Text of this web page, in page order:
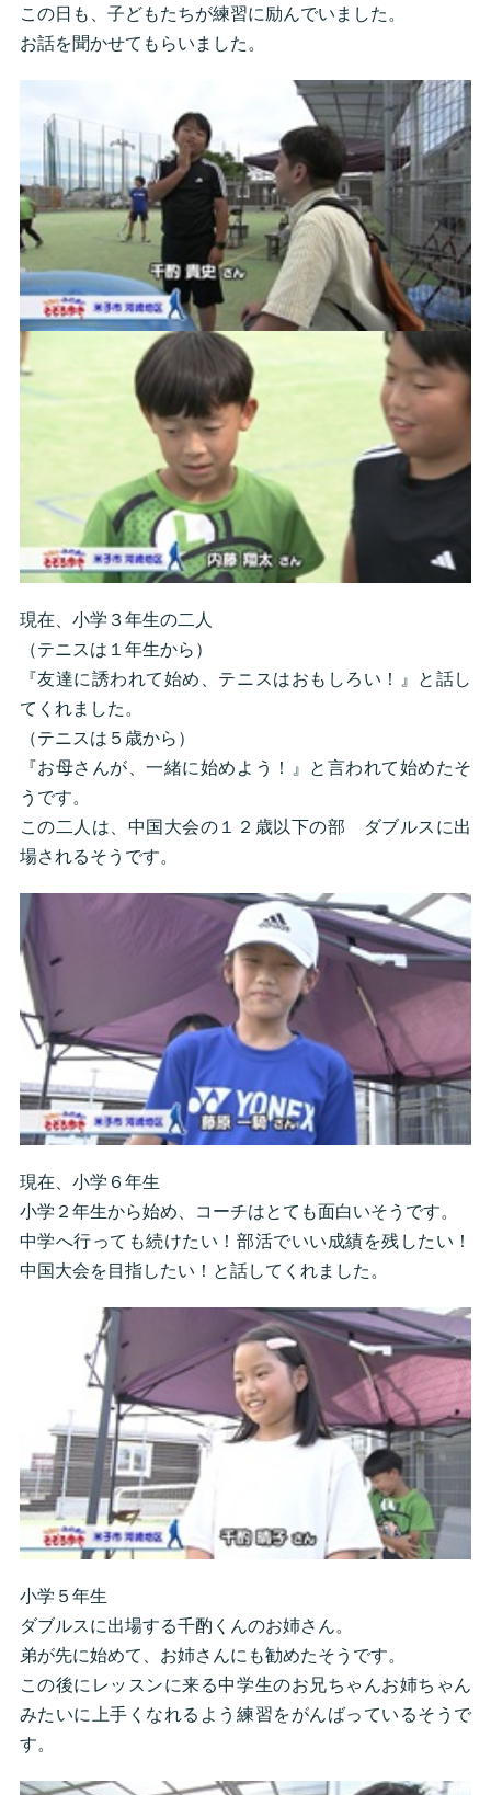
この日も、子どもたちが練習に励んでいました。
お話を聞かせてもらいました。
現在、小学３年生の二人
（テニスは１年生から）
『友達に誘われて始め、テニスはおもしろい！』と話し
てくれました。
（テニスは５歳から）
『お母さんが、一緒に始めよう！』と言われて始めたそ
うです。
この二人は、中国大会の１２歳以下の部 ダブルスに出
場されるそうです。
現在、小学６年生
小学２年生から始め、コーチはとても面白いそうです。
中学へ行っても続けたい！部活でいい成績を残したい！
中国大会を目指したい！と話してくれました。
小学５年生
ダブルスに出場する千酌くんのお姉さん。
弟が先に始めて、お姉さんにも勧めたそうです。
この後にレッスンに来る中学生のお兄ちゃんお姉ちゃん
みたいに上手くなれるよう練習をがんばっているそうで
す。